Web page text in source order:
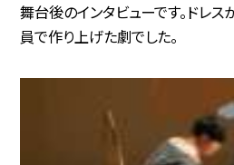
舞台後のインタビューです。ドレス
員で作り上げた劇でした。